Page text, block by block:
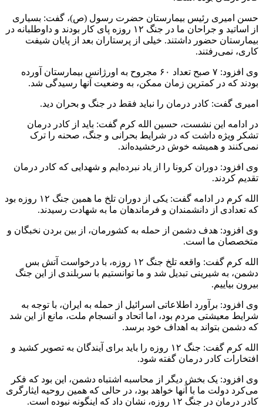
حسن امیری رئیس بیمارستان حضرت رسول (ص)، گفت: بسیاری
از اساتید و جراحان ما در جنگ ۱۲ روزه پای کار بودند و داوطلبانه در
بیمارستان حضور داشتند. خیلی از پرستاران بعد از پایان شیفت
کاری، نمی‌رفتند.
وی افزود: ۷ صبح تعداد ۶۰ مجروح به اورژانس بیمارستان آورده
بودند که در کمترین زمان ممکن، به وضعیت آنها رسیدگی شد.
امیری گفت: کادر درمان را نباید فقط در جنگ و بحران دید.
در ادامه این نشست، حسین الله کرم گفت: باید از کادر درمان
تشکر ویژه داشت که در شرایط بحرانی و جنگ، صحنه را ترک
نمی‌کنند و همیشه خوش درخشیده‌اند.
وی افزود: دوران کرونا را از یاد نبرده‌ایم و شهدایی که کادر درمان
تقدیم کردند.
الله کرم در ادامه گفت: یکی از دوران تلخ ما همین جنگ ۱۲ روزه بود
که تعدادی از دانشمندان و فرماندهان ما به شهادت رسیدند.
وی افزود: هدف دشمن از حمله به کشورمان، از بین بردن نخبگان و
متخصصان ما است.
الله کرم گفت: واقعه تلخ جنگ ۱۲ روزه، با درخواست آتش بس
دشمن، به شیرینی تبدیل شد و ما توانستیم با سربلندی از این جنگ
بیرون بیاییم.
وی افزود: برآورد اطلاعاتی اسرائیل از حمله به ایران، با توجه به
شرایط معیشتی مردم بود، اما اتحاد و انسجام ملت، مانع از این شد
که دشمن بتواند به اهداف خود برسد.
الله کرم گفت: جنگ ۱۲ روزه را باید برای آیندگان به تصویر کشید و
افتخارات کادر درمان گفته شود.
وی افزود: یک بخش دیگر از محاسبه اشتباه دشمن، این بود که فکر
می‌کرد دولت ما با آنها خواهد بود، در حالی که همین روحیه ایثارگری
کادر درمان در جنگ ۱۲ روزه، نشان داد که اینگونه نبوده است.